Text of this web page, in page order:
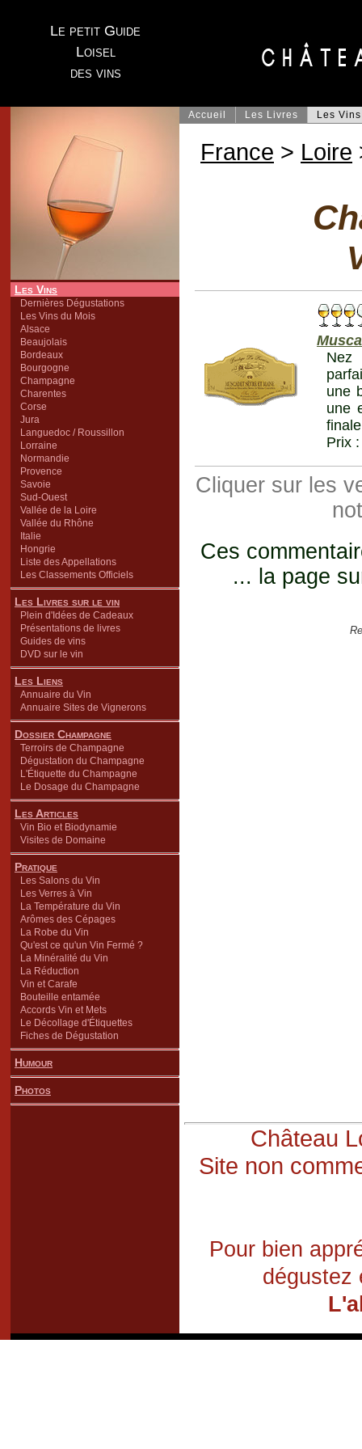
Le petit Guide
Loisel
des vins
Les Vins
Dernières Dégustations
Les Vins du Mois
Alsace
Beaujolais
Bordeaux
Bourgogne
Champagne
Charentes
Corse
Jura
Languedoc / Roussillon
Lorraine
Normandie
Provence
Savoie
Sud-Ouest
Vallée de la Loire
Vallée du Rhône
Italie
Hongrie
Liste des Appellations
Les Classements Officiels
Les Livres sur le vin
Plein d'Idées de Cadeaux
Présentations de livres
Guides de vins
DVD sur le vin
Les Liens
Annuaire du Vin
Annuaire Sites de Vignerons
Dossier Champagne
Terroirs de Champagne
Dégustation du Champagne
L'Étiquette du Champagne
Le Dosage du Champagne
Les Articles
Vin Bio et Biodynamie
Visites de Domaine
Pratique
Les Salons du Vin
Les Verres à Vin
La Température du Vin
Arômes des Cépages
La Robe du Vin
Qu'est ce qu'un Vin Fermé ?
La Minéralité du Vin
La Réduction
Vin et Carafe
Bouteille entamée
Accords Vin et Mets
Le Décollage d'Étiquettes
Fiches de Dégustation
Humour
Photos
Accueil Les Livres Les Vins
France > Loire
Nez
une
une
Prix :
Cliquer sur les
Ces
... la page
Château
Site non
Pour bien
dégustez